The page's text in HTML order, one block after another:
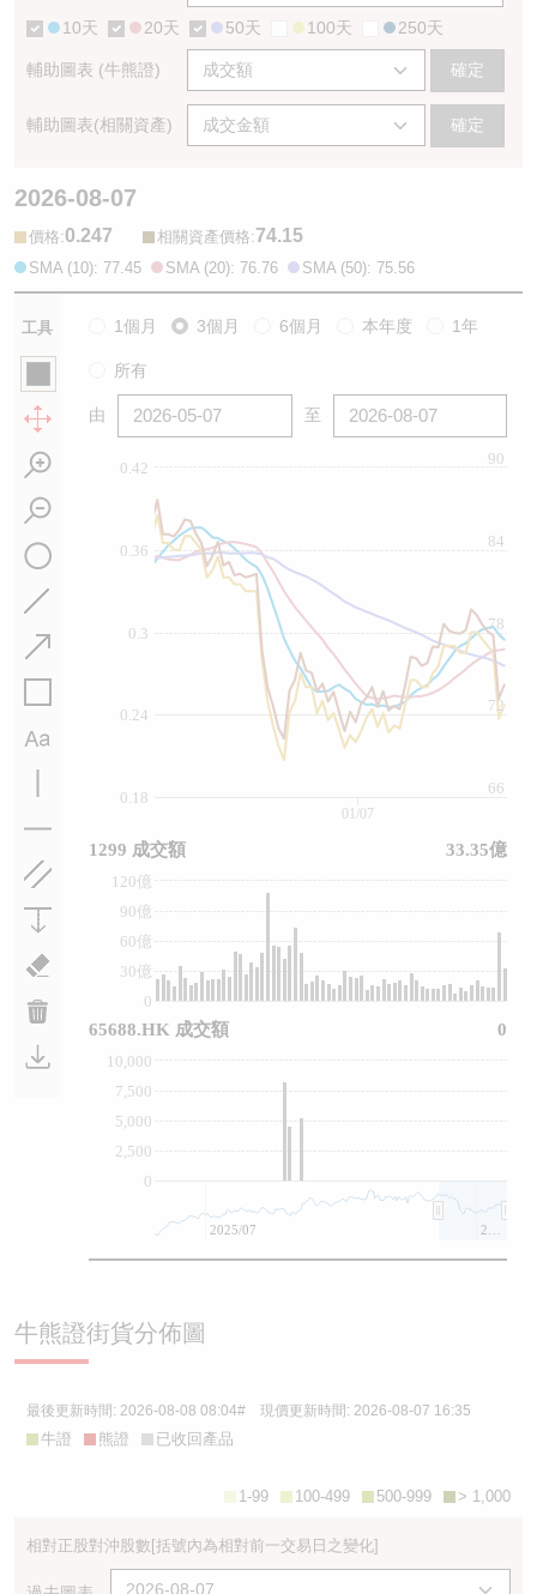
10天 20天 50天 100天 250天
輔助圖表 (牛熊證) 確定
輔助圖表(相關資產) 確定
2026-08-07
價格:0.247 相關資產價格:74.15
SMA (10): 77.45 SMA (20): 76.76 SMA (50): 75.56
工具 1個月 3個月 6個月 本年度 1年
所有
由 至
0.24
0.36
0.18
0.3
0.42
72
84
66
78
90
0
30億
60億
90億
120億
0
2,500
5,000
7,500
10,000
01/07
2025/07
1299 成交額 33.35億
65688.HK 成交額 0
牛熊證街貨分佈圖
最後更新時間: 2026-08-08 08:04# 現價更新時間: 2026-08-07 16:35
牛證 熊證 已收回產品
> 1,000
500-999
100-499
1-99
相對正股對沖股數[括號內為相對前一交易日之變化]